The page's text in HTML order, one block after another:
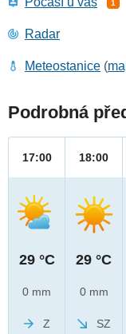
1
Radar
Meteostanice (
Podrobná
17:00
29 °C
0 mm
Z
18:00
29 °C
0 mm
SZ